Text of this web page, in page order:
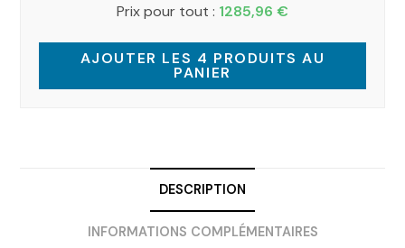
Prix pour tout : 1285,96 €
AJOUTER LES 4 PRODUITS AU
PANIER
DESCRIPTION
INFORMATIONS COMPLÉMENTAIRES